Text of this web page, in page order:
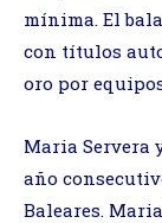
mínima. El
con títulos
oro por
Maria Servera
año
Baleares.